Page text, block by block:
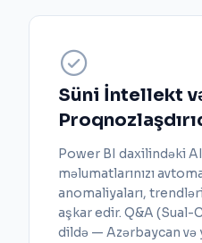
Süni İntellekt
Power BI daxilindəki
məlumatlarınızı
anomaliyaları,
aşkar edir. Q&A (Sual-
dildə — Azərbaycan